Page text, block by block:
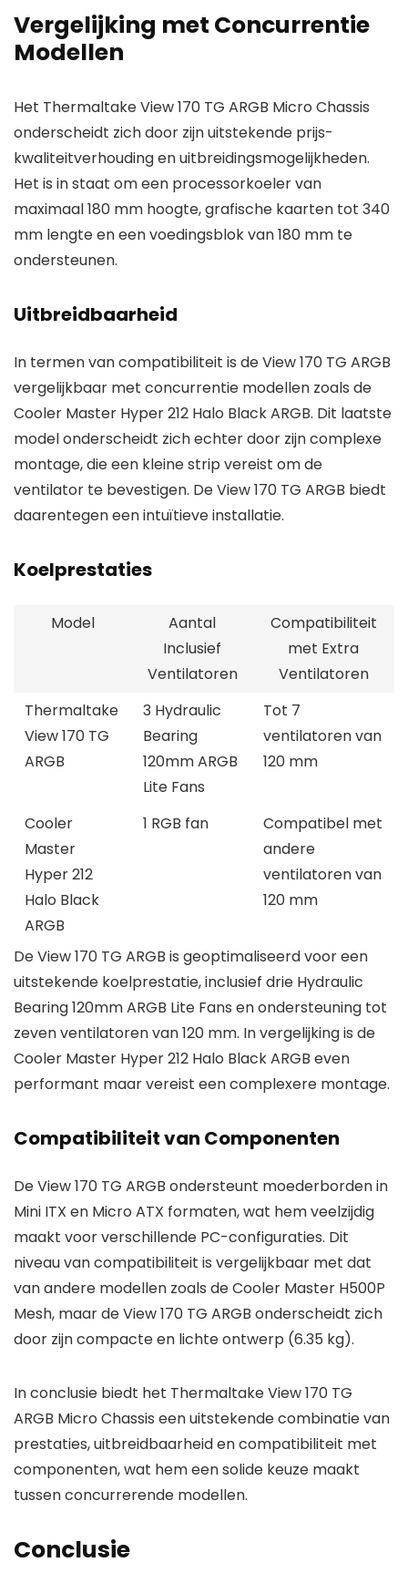
Vergelijking met Concurrentie
Modellen
Het Thermaltake View 170 TG ARGB Micro Chassis
onderscheidt zich door zijn uitstekende prijs-
kwaliteitverhouding en uitbreidingsmogelijkheden.
Het is in staat om een processorkoeler van
maximaal 180 mm hoogte, grafische kaarten tot 340
mm lengte en een voedingsblok van 180 mm te
ondersteunen.
Uitbreidbaarheid
In termen van compatibiliteit is de View 170 TG ARGB
vergelijkbaar met concurrentie modellen zoals de
Cooler Master Hyper 212 Halo Black ARGB. Dit laatste
model onderscheidt zich echter door zijn complexe
montage, die een kleine strip vereist om de
ventilator te bevestigen. De View 170 TG ARGB biedt
daarentegen een intuïtieve installatie.
Koelprestaties
Model
Aantal
Inclusief
Ventilatoren
Compatibiliteit
met Extra
Ventilatoren
Thermaltake
View 170 TG
ARGB
3 Hydraulic
Bearing
120mm ARGB
Lite Fans
Tot 7
ventilatoren van
120 mm
Cooler
Master
Hyper 212
Halo Black
ARGB
1 RGB fan
Compatibel met
andere
ventilatoren van
120 mm
De View 170 TG ARGB is geoptimaliseerd voor een
uitstekende koelprestatie, inclusief drie Hydraulic
Bearing 120mm ARGB Lite Fans en ondersteuning tot
zeven ventilatoren van 120 mm. In vergelijking is de
Cooler Master Hyper 212 Halo Black ARGB even
performant maar vereist een complexere montage.
Compatibiliteit van Componenten
De View 170 TG ARGB ondersteunt moederborden in
Mini ITX en Micro ATX formaten, wat hem veelzijdig
maakt voor verschillende PC-configuraties. Dit
niveau van compatibiliteit is vergelijkbaar met dat
van andere modellen zoals de Cooler Master H500P
Mesh, maar de View 170 TG ARGB onderscheidt zich
door zijn compacte en lichte ontwerp (6.35 kg).
In conclusie biedt het Thermaltake View 170 TG
ARGB Micro Chassis een uitstekende combinatie van
prestaties, uitbreidbaarheid en compatibiliteit met
componenten, wat hem een solide keuze maakt
tussen concurrerende modellen.
Conclusie